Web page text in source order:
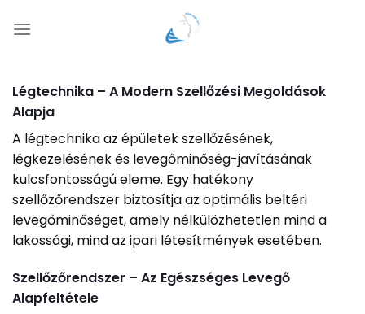
Légtechnika – A Modern Szellőzési Megoldások
Alapja
A légtechnika az épületek szellőzésének,
légkezelésének és levegőminőség-javításának
kulcsfontosságú eleme. Egy hatékony
szellőzőrendszer biztosítja az optimális beltéri
levegőminőséget, amely nélkülözhetetlen mind a
lakossági, mind az ipari létesítmények esetében.
Szellőzőrendszer – Az Egészséges Levegő
Alapfeltétele